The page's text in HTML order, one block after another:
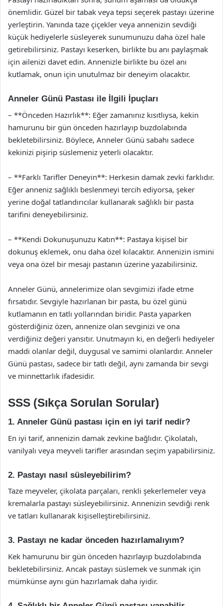
önemlidir. Güzel bir tabak veya tepsi seçerek pastayı üzerine
yerleştirin. Yanında taze çiçekler veya annenizin sevdiği
küçük hediyelerle süsleyerek sunumunuzu daha özel hale
getirebilirsiniz. Pastayı keserken, birlikte bu anı paylaşmak
için ailenizi davet edin. Annenizle birlikte bu özel anı
kutlamak, onun için unutulmaz bir deneyim olacaktır.
Anneler Günü Pastası ile İlgili İpuçları
– **Önceden Hazırlık**: Eğer zamanınız kısıtlıysa, kekin
hamurunu bir gün önceden hazırlayıp buzdolabında
bekletebilirsiniz. Böylece, Anneler Günü sabahı sadece
kekinizi pişirip süslemeniz yeterli olacaktır.
– **Farklı Tarifler Deneyin**: Herkesin damak zevki farklıdır.
Eğer anneniz sağlıklı beslenmeyi tercih ediyorsa, şeker
yerine doğal tatlandırıcılar kullanarak sağlıklı bir pasta
tarifini deneyebilirsiniz.
– **Kendi Dokunuşunuzu Katın**: Pastaya kişisel bir
dokunuş eklemek, onu daha özel kılacaktır. Annenizin ismini
veya ona özel bir mesajı pastanın üzerine yazabilirsiniz.
Anneler Günü, annelerimize olan sevgimizi ifade etme
fırsatıdır. Sevgiyle hazırlanan bir pasta, bu özel günü
kutlamanın en tatlı yollarından biridir. Pasta yaparken
gösterdiğiniz özen, annenize olan sevginizi ve ona
verdiğiniz değeri yansıtır. Unutmayın ki, en değerli hediyeler
maddi olanlar değil, duygusal ve samimi olanlardır. Anneler
Günü pastası, sadece bir tatlı değil, aynı zamanda bir sevgi
ve minnettarlık ifadesidir.
SSS (Sıkça Sorulan Sorular)
1. Anneler Günü pastası için en iyi tarif nedir?
En iyi tarif, annenizin damak zevkine bağlıdır. Çikolatalı,
vanilyalı veya meyveli tarifler arasından seçim yapabilirsiniz.
2. Pastayı nasıl süsleyebilirim?
Taze meyveler, çikolata parçaları, renkli şekerlemeler veya
kremalarla pastayı süsleyebilirsiniz. Annenizin sevdiği renk
ve tatları kullanarak kişiselleştirebilirsiniz.
3. Pastayı ne kadar önceden hazırlamalıyım?
Kek hamurunu bir gün önceden hazırlayıp buzdolabında
bekletebilirsiniz. Ancak pastayı süslemek ve sunmak için
mümkünse aynı gün hazırlamak daha iyidir.